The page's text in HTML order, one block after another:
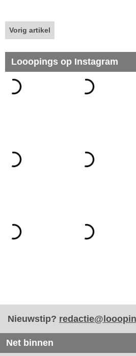
Vorig artikel
Looopings op Instagram
Nieuwstip?
Net binnen